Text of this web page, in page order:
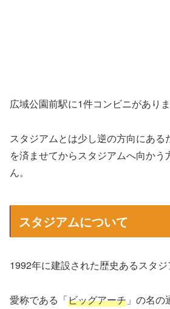
広域公園前駅に1件コンビニがありま
スタジアムとは少し逆の方向にある
を済ませてからスタジアムへ向か
ん。
スタジアムについて
1992年に建設された歴史あるスタジ
愛称である「ビッグアーチ 」の名